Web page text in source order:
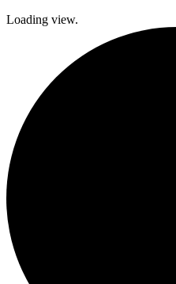
Loading view.